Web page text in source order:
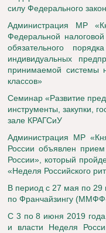
силу Федерального
Администрация МР
Федеральной
обязательного
индивидуальных
принимаемой системы
классов»
Семинар «Развитие
инструменты, закупки,
зале КРАГСиУ
Администрация МР
России объявлен прием
России», который
«Неделя Российского
В период с 27 мая по
по Франчайзингу
С 3 по 8 июня 2019
и власти Неделя